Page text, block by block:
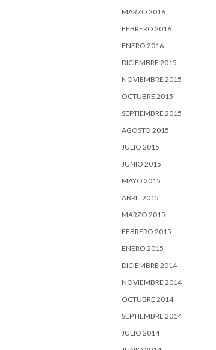
MARZO 2016
FEBRERO 2016
ENERO 2016
DICIEMBRE 2015
NOVIEMBRE 2015
OCTUBRE 2015
SEPTIEMBRE 2015
AGOSTO 2015
JULIO 2015
JUNIO 2015
MAYO 2015
ABRIL 2015
MARZO 2015
FEBRERO 2015
ENERO 2015
DICIEMBRE 2014
NOVIEMBRE 2014
OCTUBRE 2014
SEPTIEMBRE 2014
JULIO 2014